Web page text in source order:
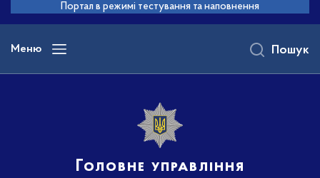
основного
вмісту
Портал в режимі тестування та наповнення
Меню
Головне управління
Пошук